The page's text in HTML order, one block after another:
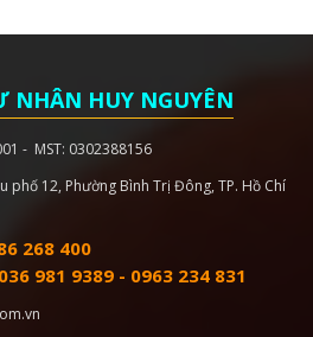
NHÂN HUY NGUYÊN
- MST: 0302388156
phố 12, Phường Bình Trị Đông, TP. Hồ Chí
268 400
036 981 9389 - 0963 234 831